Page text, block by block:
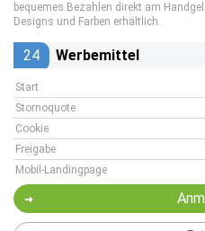
bequemes Bezahlen direkt am
Designs und Farben erhältlich.
24 Werbemittel
Start
Stornoquote
Cookie
Freigabe
Mobil-Landingpage